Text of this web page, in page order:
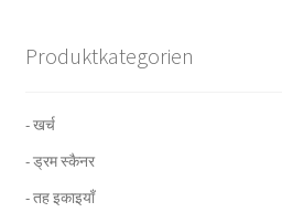
Produktkategorien
- खर्च
- ड्रम स्कैनर
- तह इकाइयाँ